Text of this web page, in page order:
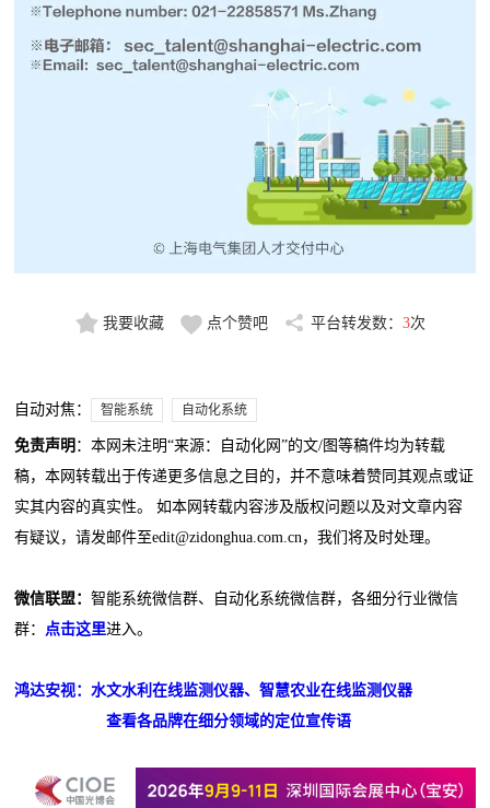
我要收藏 点个赞吧 平台转发数： 3次
自动对焦： 智能系统 自动化系统
免责声明 ：本网未注明“来源：自动化网”的文/图等稿件均为转载
稿，本网转载出于传递更多信息之目的，并不意味着赞同其观点或证
实其内容的真实性。 如本网转载内容涉及版权问题以及对文章内容
有疑议，请发邮件至edit@zidonghua.com.cn，我们将及时处理。
微信联盟：智能系统微信群、自动化系统微信群，各细分行业微信
群：
点击这里进入。
鸿达安视：水文水利在线监测仪器、智慧农业在线监测仪器
查看各品牌在细分领域的定位宣传语